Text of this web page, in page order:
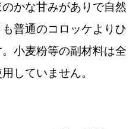
かな甘みがありで自然
普通のコロッケよりひ
小麦粉等の副材料は全
していません。